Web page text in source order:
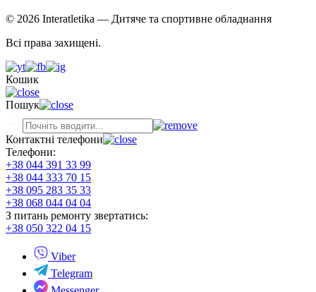
© 2026 Interatletika — Дитяче та спортивне обладнання
Всі права захищені.
Кошик
Пошук
Контактні телефони
Телефони:
+38 044 391 33 99
+38 044 333 70 15
+38 095 283 35 33
+38 068 044 04 04
З питань ремонту звертатись:
+38 050 322 04 15
Viber
Telegram